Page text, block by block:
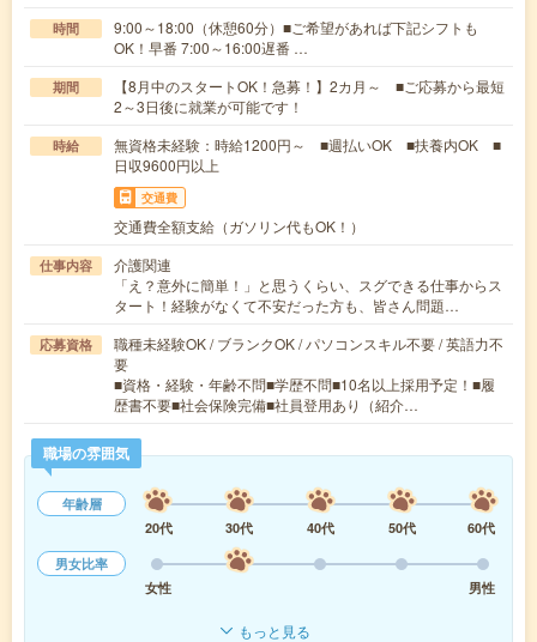
時間
9:00～18:00（休憩60分）■ご希望があれば下記シフトも
OK！早番 7:00～16:00遅番 …
期間
【8月中のスタートOK！急募！】2カ月～ ■ご応募から最短
2～3日後に就業が可能です！
時給
無資格未経験：時給1200円～ ■週払いOK ■扶養内OK ■
日収9600円以上
交通費
交通費全額支給（ガソリン代もOK！）
仕事内容
介護関連
「え？意外に簡単！」と思うくらい、スグできる仕事からス
タート！経験がなくて不安だった方も、皆さん問題…
応募資格
職種未経験OK / ブランクOK / パソコンスキル不要 / 英語力不
要
■資格・経験・年齢不問■学歴不問■10名以上採用予定！■履
歴書不要■社会保険完備■社員登用あり（紹介…
職場の雰囲気
年齢層
20代
30代 40代 50代
60代
男女比率
女性
男性
もっと見る